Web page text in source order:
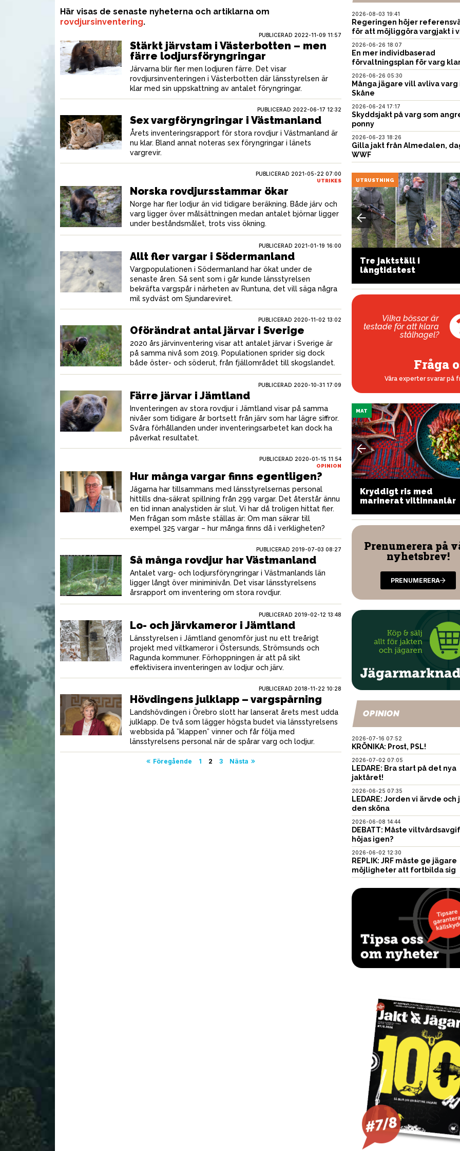
Här visas de senaste nyheterna och artiklarna om
rovdjursinventering.
PUBLICERAD 2022-11-09 11:57
Stärkt järvstam i Västerbotten – men
färre lodjursföryngringar
Järvarna blir fler men lodjuren färre. Det visar
rovdjursinventeringen i Västerbotten där länsstyrelsen är
klar med sin uppskattning av antalet föryngringar.
PUBLICERAD 2022-06-17 12:32
Sex vargföryngringar i Västmanland
Årets inventeringsrapport för stora rovdjur i Västmanland är
nu klar. Bland annat noteras sex föryngringar i länets
vargrevir.
PUBLICERAD 2021-05-22 07:00
UTRIKES
Norska rovdjursstammar ökar
Norge har fler lodjur än vid tidigare beräkning. Både järv och
varg ligger över målsättningen medan antalet björnar ligger
under beståndsmålet, trots viss ökning.
PUBLICERAD 2021-01-19 16:00
Allt fler vargar i Södermanland
Vargpopulationen i Södermanland har ökat under de
senaste åren. Så sent som i går kunde länsstyrelsen
bekräfta vargspår i närheten av Runtuna, det vill säga några
mil sydväst om Sjundareviret.
PUBLICERAD 2020-11-02 13:02
Oförändrat antal järvar i Sverige
2020 års järvinventering visar att antalet järvar i Sverige är
på samma nivå som 2019. Populationen sprider sig dock
både öster- och söderut, från fjällområdet till skogslandet.
PUBLICERAD 2020-10-31 17:09
Färre järvar i Jämtland
Inventeringen av stora rovdjur i Jämtland visar på samma
nivåer som tidigare år bortsett från järv som har lägre siffror.
Svåra förhållanden under inventeringsarbetet kan dock ha
påverkat resultatet.
PUBLICERAD 2020-01-15 11:54
OPINION
Hur många vargar finns egentligen?
Jägarna har tillsammans med länsstyrelsernas personal
hittills dna-säkrat spillning från 299 vargar. Det återstår ännu
en tid innan analystiden är slut. Vi har då troligen hittat fler.
Men frågan som måste ställas är: Om man säkrar till
exempel 325 vargar – hur många finns då i verkligheten?
PUBLICERAD 2019-07-03 08:27
Så många rovdjur har Västmanland
Antalet varg- och lodjursföryngringar i Västmanlands län
ligger långt över miniminivån. Det visar länsstyrelsens
årsrapport om inventering om stora rovdjur.
PUBLICERAD 2019-02-12 13:48
Lo- och järvkameror i Jämtland
Länsstyrelsen i Jämtland genomför just nu ett treårigt
projekt med viltkameror i Östersunds, Strömsunds och
Ragunda kommuner. Förhoppningen är att på sikt
effektivisera inventeringen av lodjur och järv.
PUBLICERAD 2018-11-22 10:28
Hövdingens julklapp – vargspårning
Landshövdingen i Örebro slott har lanserat årets mest udda
julklapp. De två som lägger högsta budet via länsstyrelsens
webbsida på ”klappen” vinner och får följa med
länsstyrelsens personal när de spårar varg och lodjur.
Föregående 1 2 3 Nästa
2026-08-03 19:41
Regeringen höjer
för att möjliggöra vargjakt i
2026-06-26 18:07
En mer individbaserad
förvaltningsplan för varg
2026-06-26 05:30
Många jägare vill avliva varg
Skåne
2026-06-24 17:17
Skyddsjakt på varg som
ponny
2026-06-23 18:26
Gilla jakt från Almedalen,
WWF
Säg adjö till blyhagel Vad gör en vapensmed?
UTRUSTNING
Tre jaktställ i
långtidstest
Vilka bössor är
testade för att klara
stålhagel?
Fråga
Våra experter svarar på
MAT
Soppa med färs
MAT
Vild fondue med tillbehör
MAT
Kryddigt ris med
marinerat viltinnanlår
Prenumerera på
nyhetsbrev!
PRENUMERERA
OPINION
2026-07-16 07:52
KRÖNIKA: Prost, PSL!
2026-07-02 07:05
LEDARE: Bra start på det nya
jaktåret!
2026-06-25 07:35
LEDARE: Jorden vi ärvde och
den sköna
2026-06-08 14:44
DEBATT: Måste
höjas igen?
2026-06-02 12:30
REPLIK: JRF måste ge jägare
möjligheter att fortbilda sig